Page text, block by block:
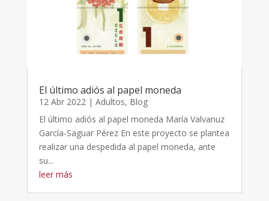
El último adiós al papel moneda
12 Abr 2022| Adultos, Blog
El último adiós al papel moneda María Valvanuz
García-Saguar Pérez En este proyecto se plantea
realizar una despedida al papel moneda, ante
su...
leer más